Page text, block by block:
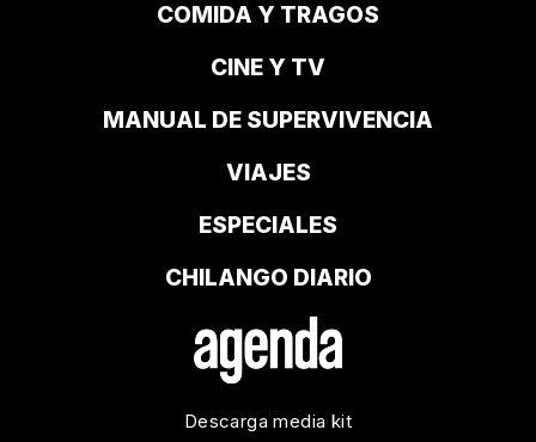
COMIDA Y TRAGOS
CINE Y TV
MANUAL DE SUPERVIVENCIA
VIAJES
ESPECIALES
CHILANGO DIARIO
Descarga media kit